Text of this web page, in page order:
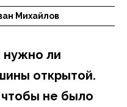
Михайлов
нужно ли
открытой.
не было